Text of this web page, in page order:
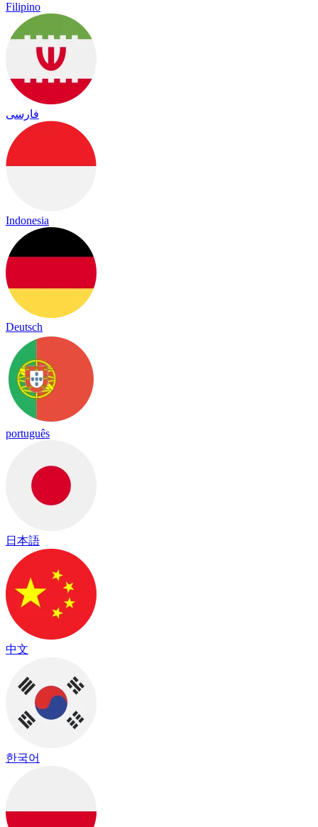
Filipino
فارسی
Indonesia
Deutsch
português
日本語
中文
한국어